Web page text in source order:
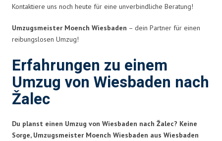
Kontaktiere uns noch heute für eine unverbindliche Beratung!
Umzugsmeister Moench Wiesbaden – dein Partner für einen
reibungslosen Umzug!
Erfahrungen zu einem
Umzug von Wiesbaden nach
Žalec
Du planst einen Umzug von Wiesbaden nach Žalec? Keine
Sorge, Umzugsmeister Moench Wiesbaden aus Wiesbaden